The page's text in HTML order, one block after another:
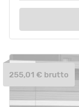
255,01 € brutto